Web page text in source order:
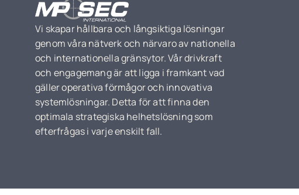
Vi skapar hållbara och långsiktiga lösningar
genom våra nätverk och närvaro av nationella
och internationella gränsytor. Vår drivkraft
och engagemang är att ligga i framkant vad
gäller operativa förmågor och innovativa
systemlösningar. Detta för att finna den
optimala strategiska helhetslösning som
efterfrågas i varje enskilt fall.